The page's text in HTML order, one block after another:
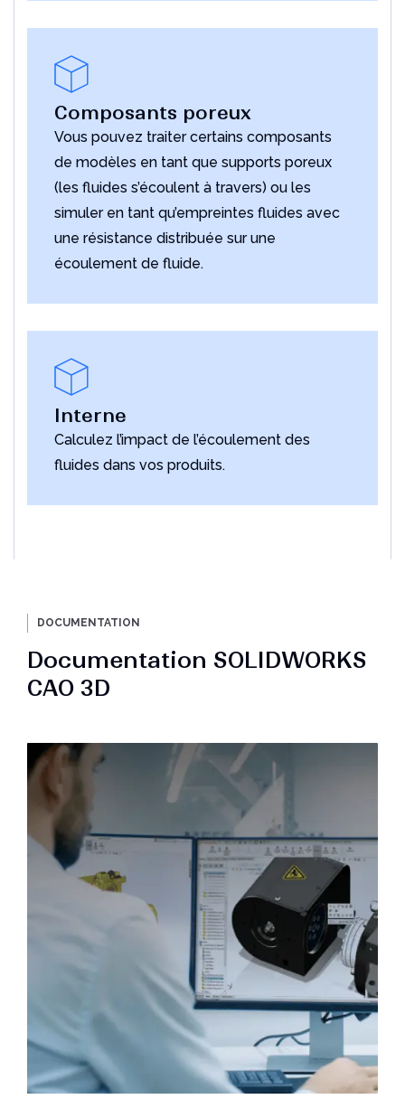
Composants poreux
Vous pouvez traiter certains composants
de modèles en tant que supports poreux
(les fluides s’écoulent à travers) ou les
simuler en tant qu’empreintes fluides avec
une résistance distribuée sur une
écoulement de fluide.
Interne
Calculez l’impact de l’écoulement des
fluides dans vos produits.
DOCUMENTATION
Documentation SOLIDWORKS
CAO 3D